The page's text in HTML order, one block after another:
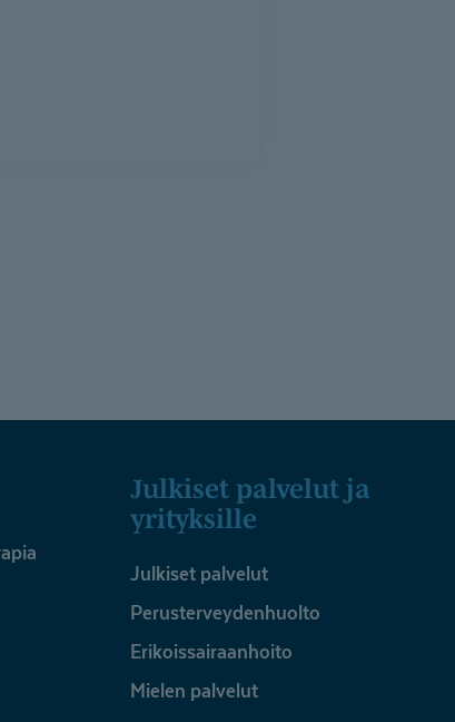
Julkiset palvelut ja
yrityksille
Julkiset palvelut
Perusterveydenhuolto
Erikoissairaanhoito
Mielen palvelut